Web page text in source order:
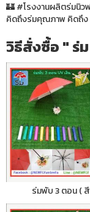
🏰 #โรงงานผลิตร่มนิว
คิดถึงร่มคุณภาพ คิดถึง
วิธีสั่งซื้อ " ร่ม
ร่มพับ 3 ตอน (